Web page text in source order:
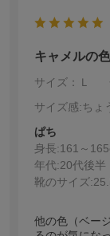
キャメルの
サイズ：Ｌ
サイズ感:ちょ
ぱち
身長:161～
年代:20代後半
靴のサイズ:
他の色（ベー